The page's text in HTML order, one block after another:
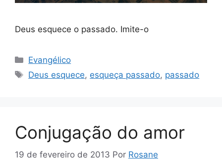
Deus esquece o passado. Imite-o
Categorias
Evangélico
Tags
Deus esquece, esqueça passado, passado
Conjugação do amor
19 de fevereiro de 2013 Por Rosane